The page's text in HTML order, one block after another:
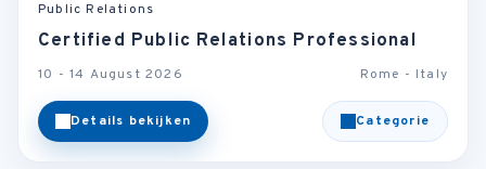
Public Relations
Certified Public Relations Professional
10 - 14 August 2026 Rome - Italy
Details bekijken Categorie